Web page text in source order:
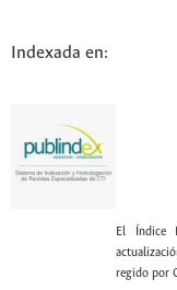
Indexada en:
El Índice
regido por